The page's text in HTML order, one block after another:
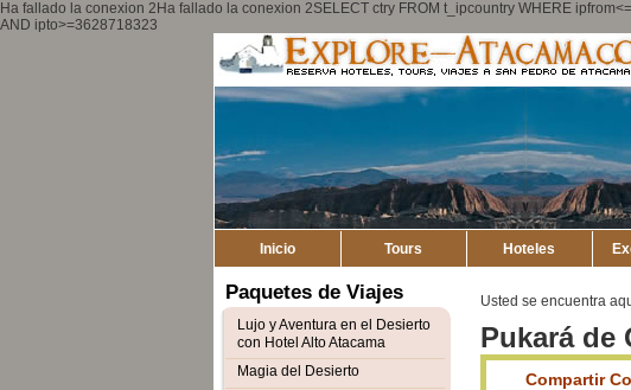
Ha fallado la conexion 2Ha fallado la conexion 2SELECT ctry FROM t_ipcountry WHERE
AND ipto>=3628718323
Inicio Tours Hoteles
Usted se encuentra
Pukará de
Compartir
Paquetes de Viajes
Lujo y Aventura en el Desierto
con Hotel Alto Atacama
Magia del Desierto